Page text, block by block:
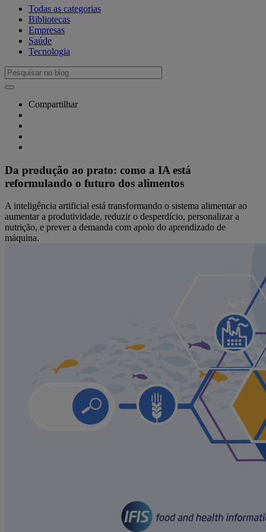
Todas as categorias
Bibliotecas
Empresas
Saúde
Tecnologia
Compartilhar
Da produção ao prato: como a IA está
reformulando o futuro dos alimentos
A inteligência artificial está transformando o sistema alimentar ao
aumentar a produtividade, reduzir o desperdício, personalizar a
nutrição, e prever a demanda com apoio do aprendizado de
máquina.